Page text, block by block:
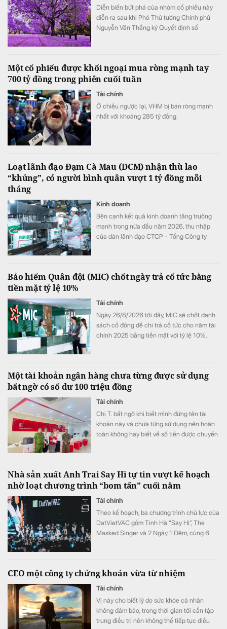
Diễn biến bứt phá của nhóm cổ phiếu này
diễn ra sau khi Phó Thủ tướng Chính phủ
Nguyễn Văn Thắng ký Quyết định số
nhà nước tại doanh nghiệp nhà nước, doanh
nghiệp có vốn nhà nước.
Một cổ phiếu được khối ngoại mua ròng mạnh tay
700 tỷ đồng trong phiên cuối tuần
Tài chính
Ở chiều ngược lại, VHM bị bán ròng mạnh
nhất với khoảng 285 tỷ đồng.
Loạt lãnh đạo Đạm Cà Mau (DCM) nhận thù lao
“khủng”, có người bình quân vượt 1 tỷ đồng mỗi
tháng
Kinh doanh
Bên cạnh kết quả kinh doanh tăng trưởng
mạnh trong nửa đầu năm 2026, thu nhập
của dàn lãnh đạo CTCP - Tổng Công ty
tỷ đồng chỉ sau 6 tháng, đặc biệt có trường
Bảo hiểm Quân đội (MIC) chốt ngày trả cổ tức bằng
tiền mặt tỷ lệ 10%
Tài chính
Ngày 26/8/2026 tới đây, MIC sẽ chốt danh
sách cổ đông để chi trả cổ tức cho năm tài
chính 2025 bằng tiền mặt với tỷ lệ 10%.
Một tài khoản ngân hàng chưa từng được sử dụng
bất ngờ có số dư 100 triệu đồng
Tài chính
Chị T. bất ngờ khi biết mình đứng tên tài
khoản này và chưa từng sử dụng nên hoàn
toàn không hay biết về số tiền được chuyển
Nhà sản xuất Anh Trai Say Hi tự tin vượt kế hoạch
nhờ loạt chương trình “bom tấn” cuối năm
Tài chính
Theo kế hoạch, ba chương trình chủ lực của
DatVietVAC gồm Tinh Hà “Say Hi”, The
Masked Singer và 2 Ngày 1 Đêm, cùng 6
CEO một công ty chứng khoán vừa từ nhiệm
Tài chính
Vị này cho biết lý do sức khỏe cá nhân
không đảm bảo, trong thời gian tới cần tập
trung điều trị nên không thể tiếp tục điều